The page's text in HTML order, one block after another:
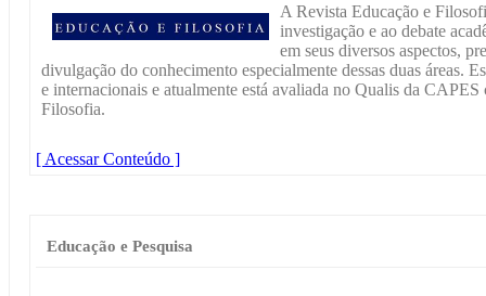
A Revista Educação e
investigação e ao debate
em seus diversos aspectos,
divulgação do conhecimento especialmente dessas duas áreas.
e internacionais e atualmente está avaliada no Qualis da
Filosofia.
[ Acessar Conteúdo ]
Educação e Pesquisa